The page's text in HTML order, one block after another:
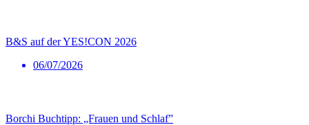
B&S auf der YES!CON 2026
06/07/2026
Borchi Buchtipp: „Frauen und Schlaf”